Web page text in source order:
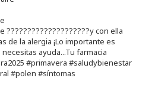
????????????????????y con ella
de la alergia ¡Lo importante es
ayuda...Tu farmacia
#primavera #saludybienestar
#polen #síntomas